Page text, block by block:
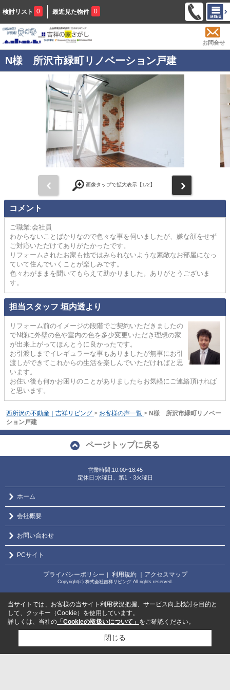
検討リスト 0 最近見た物件 0
お問合せ
N様 所沢市緑町リノベーション戸建
画像タップで拡大表示【1/2】
コメント
ご職業:会社員
わからないことばかりなので色々な事を伺いましたが、嫌な顔をせず
ご対応いただけてありがたかったです。
リフォームされたお家も他ではみられないような素敵なお部屋になっ
ていて住んでいくことが楽しみです。
色々わがままを聞いてもらえて助かりました。ありがとうございま
す。
担当スタッフ 垣内透より
リフォーム前のイメージの段階でご契約いただきましたの
でN様に外壁の色や室内の色を多少変更いただき理想の家
が出来上がってほんとうに良かったです。
お引渡しまでイレギュラーな事もありましたが無事にお引
渡しができてこれからの生活を楽しんでいただければと思
います。
お住い後も何かお困りのことがありましたらお気軽にご連絡頂ければ
と思います。
西所沢の不動産｜吉祥リビング > お客様の声一覧 > N様 所沢市緑町リノベー
ション戸建
ページトップに戻る
営業時間:10:00~18:45
定休日:水曜日、第1・3火曜日
ホーム
会社概要
お問い合わせ
PCサイト
プライバシーポリシー ｜ 利用規約 ｜アクセスマップ
Copyright(c) 株式会社吉祥リビング All rights reserved.
当サイトでは、お客様の当サイト利用状況把握、サービス向上検討を目的と
して、クッキー（Cookie）を使用しています。
詳しくは、当社の 「Cookieの取扱いについて」 をご確認ください。
閉じる